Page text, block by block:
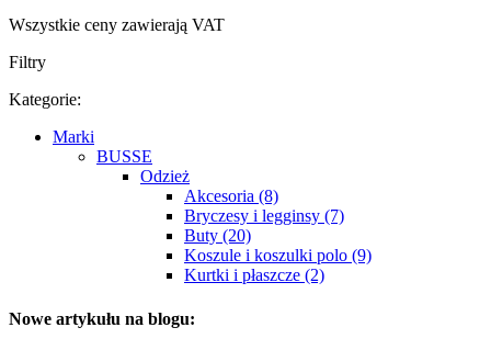
Wszystkie ceny zawierają VAT
Filtry
Kategorie:
Marki
BUSSE
Odzież
Akcesoria (8)
Bryczesy i legginsy (7)
Buty (20)
Koszule i koszulki polo (9)
Kurtki i płaszcze (2)
Nowe artykułu na blogu: